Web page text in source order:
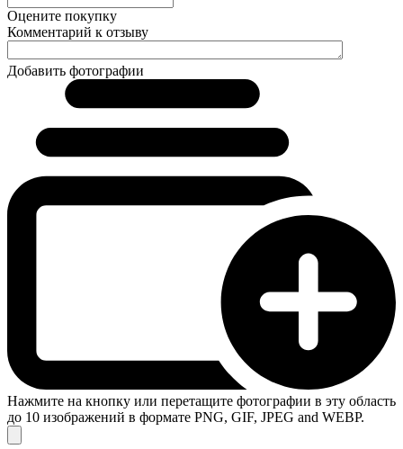
Оцените покупку
Комментарий к отзыву
Добавить фотографии
Нажмите на кнопку или перетащите фотографии в эту область
до 10 изображений в формате PNG, GIF, JPEG and WEBP.